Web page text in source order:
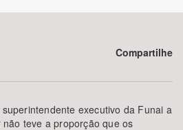
Compartilhe
executivo da Funai a
teve a proporção que os